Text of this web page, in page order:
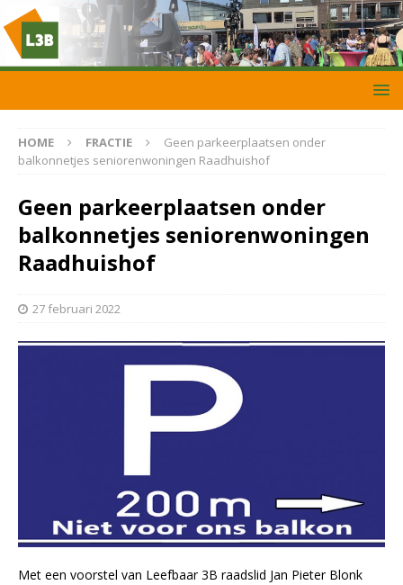
HOME FRACTIE
Geen parkeerplaatsen onder
balkonnetjes seniorenwoningen Raadhuishof
Geen parkeerplaatsen onder
balkonnetjes seniorenwoningen
Raadhuishof
27 februari 2022
Met een voorstel van Leefbaar 3B raadslid Jan Pieter Blonk